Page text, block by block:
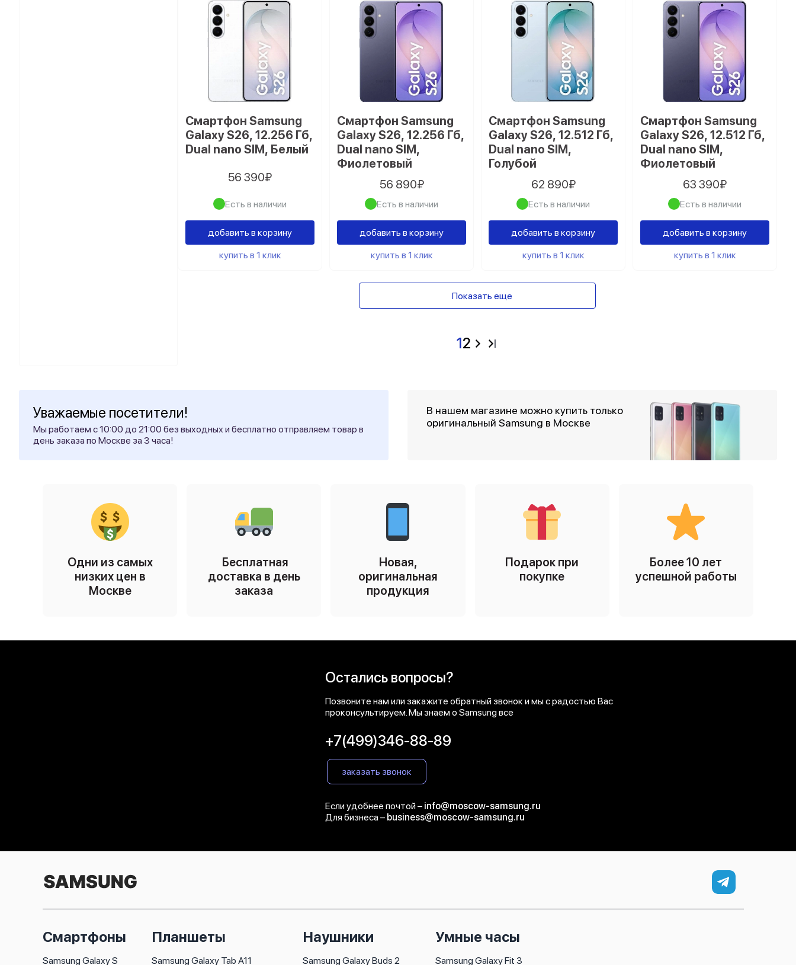
Смартфон Samsung
Galaxy S26, 12.256 Гб,
Dual nano SIM, Белый
56 390₽
Есть в наличии
добавить в корзину
купить в 1 клик
Смартфон Samsung
Galaxy S26, 12.256 Гб,
Dual nano SIM,
Фиолетовый
56 890₽
Есть в наличии
добавить в корзину
купить в 1 клик
Смартфон Samsung
Galaxy S26, 12.512 Гб,
Dual nano SIM,
Голубой
62 890₽
Есть в наличии
добавить в корзину
купить в 1 клик
Смартфон Samsung
Galaxy S26, 12.512 Гб,
Dual nano SIM,
Фиолетовый
63 390₽
Есть в наличии
добавить в корзину
купить в 1 клик
Показать еще
12
Уважаемые посетители!
Мы работаем с 10:00 до 21:00 без выходных и бесплатно отправляем товар в
день заказа по Москве за 3 часа!
В нашем магазине можно купить только
оригинальный Samsung в Москве
Одни из самых
низких цен в
Москве
Бесплатная
доставка в день
заказа
Новая,
оригинальная
продукция
Подарок при
покупке
Более 10 лет
успешной работы
Остались вопросы?
Позвоните нам или закажите обратный звонок и мы с радостью Вас
проконсультируем. Мы знаем о Samsung все
+7(499)346-88-89
заказать звонок
Если удобнее почтой – info@moscow-samsung.ru
Для бизнеса – business@moscow-samsung.ru
Смартфоны
Samsung Galaxy S
Планшеты
Samsung Galaxy Tab A11
Наушники
Samsung Galaxy Buds 2
Умные часы
Samsung Galaxy Fit 3